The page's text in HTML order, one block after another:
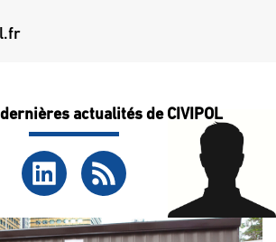
actualités de CIVIPOL